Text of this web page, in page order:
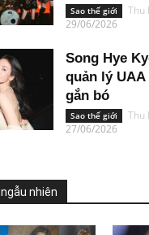
Sao thế giới Thu
29/06/2026
Song Hye
quản lý UAA
gắn bó
Sao thế giới Thu
27/06/2026
ngẫu nhiên